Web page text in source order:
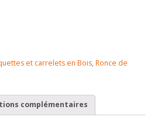
et carrelets en Bois, Ronce de
complémentaires